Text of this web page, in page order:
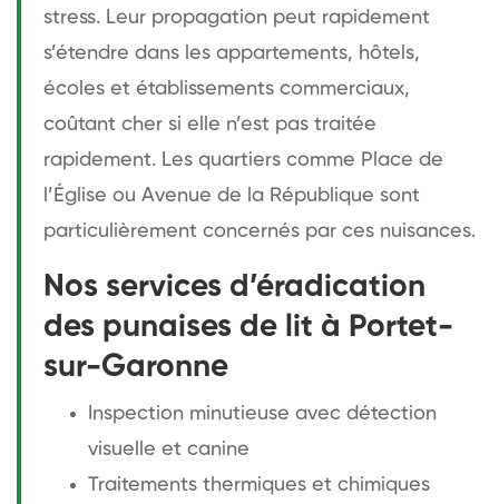
stress. Leur propagation peut rapidement
s’étendre dans les appartements, hôtels,
écoles et établissements commerciaux,
coûtant cher si elle n’est pas traitée
rapidement. Les quartiers comme Place de
l’Église ou Avenue de la République sont
particulièrement concernés par ces nuisances.
Nos services d’éradication
des punaises de lit à Portet-
sur-Garonne
Inspection minutieuse avec détection
visuelle et canine
Traitements thermiques et chimiques